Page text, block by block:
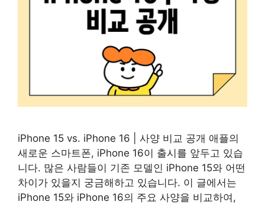
iPhone 15 vs. iPhone 16 | 사양 비교 공개 애플의
새로운 스마트폰, iPhone 16이 출시를 앞두고 있습
니다. 많은 사람들이 기존 모델인 iPhone 15와 어떤
차이가 있을지 궁금해하고 있습니다. 이 글에서는
iPhone 15와 iPhone 16의 주요 사양을 비교하여,